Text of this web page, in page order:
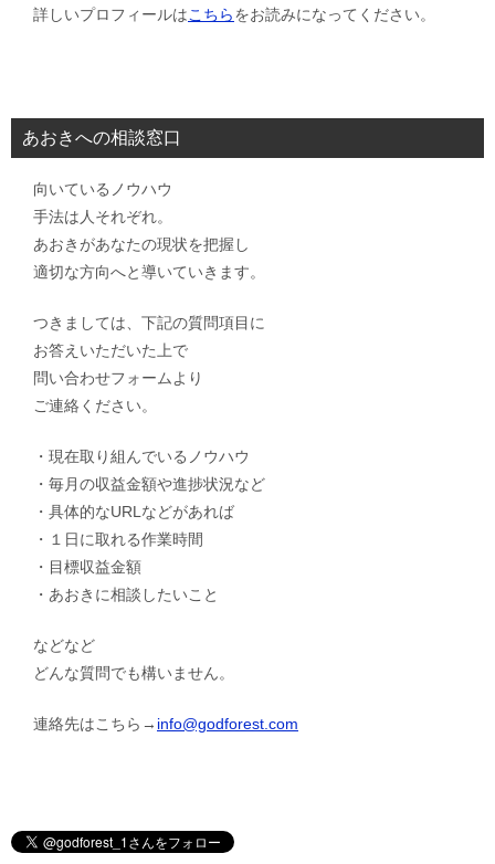
詳しいプロフィールはこちらをお読みになってください。
あおきへの相談窓口
向いているノウハウ
手法は人それぞれ。
あおきがあなたの現状を把握し
適切な方向へと導いていきます。
つきましては、下記の質問項目に
お答えいただいた上で
問い合わせフォームより
ご連絡ください。
・現在取り組んでいるノウハウ
・毎月の収益金額や進捗状況など
・具体的なURLなどがあれば
・１日に取れる作業時間
・目標収益金額
・あおきに相談したいこと
などなど
どんな質問でも構いません。
連絡先はこちら→ info@godforest.com